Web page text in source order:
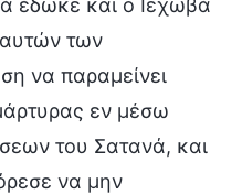
των
να παραμείνει
εν μέσω
του Σατανά, και
να μην